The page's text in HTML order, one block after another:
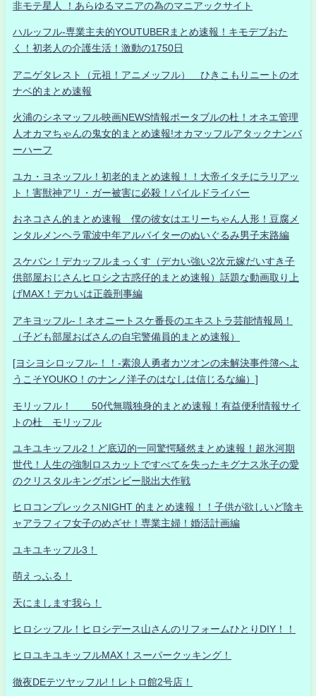
非モテ星人 ！あらゆるマニアの為のマニアックサイト
ハルッフル-専業主夫的YOUTUBERまとめ速報！キモデブおた
く！初老人の介護生活！激動の1750日
アニゲタレスト（元祖！アニメッフル） ひきこもりニートのオ
ナベ的まとめ速報
火浦のシネマッフル映画NEWS情報ポータブルの杜！オネエ管理
人オカマちゃんの鬼女的まとめ速報!オカマッフルアタックナンバ
ーハーフ
ユカ・ヨネッフル！初老的まとめ速報！！大帝イタチにラリアッ
ト！害獣神アリ・ガー被害に必殺！パイルドライバー
おネコさん的まとめ速報 僕の彼女はエリーちゃん人形！豆腐メ
ンタルメンヘラ電波中年アルバイターのぬいぐるみ男子末路編
スケバン！デカッフルまっくす（デカい強い2次元嫁だいすき子
供部屋おじさんヒロシ之古惑仔的まとめ速報）話題な動画取り上
げMAX！デカいは正義刑事編
アキヨッフル-！ネオニートスケ番長のエキストラ芸能情報局！
（子ども部屋おばさんの自宅警備員的まとめ速報）
[ヨシヨシロッフル-！！-素浪人勇者カツオンの未解決事件簿へよ
うこそYOUKO！のナンノ洋子のはなしは信じるな編）]
モリッフル！ 50代無職独身的まとめ速報！有益便利情報サイ
トの杜 モリッフル
ユキユキッフル2！ど底辺的一同驚愕騒然まとめ速報！超氷河期
世代！人生の強制ロスカットですべてを失ったキグナス氷子の愛
のクリスタルキングボンビー脱出大作戦
ヒロコンプレックスNIGHT 的まとめ速報！！子供が欲しいど陰キ
ャアラフィフ女子のめざせ！専業主婦！婚活計画編
ユキユキッフル3！
萌えっふる！
天にまします我ら！
ヒロシッフル！ヒロシデース山さんのリフォームひとりDIY！！
ヒロユキユキッフルMAX！スーパークッキング！
徹夜DEテツヤッフル!！レトロ館2号店！